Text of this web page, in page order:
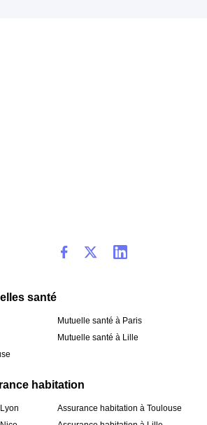
santé
Mutuelle santé à Paris
Mutuelle santé à Lille
habitation
Assurance habitation à Toulouse